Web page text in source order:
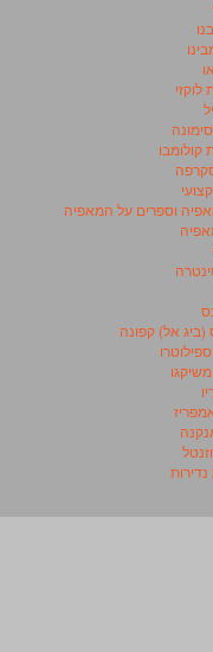
וספרים על המאפיה
(ביג אל) קפונה